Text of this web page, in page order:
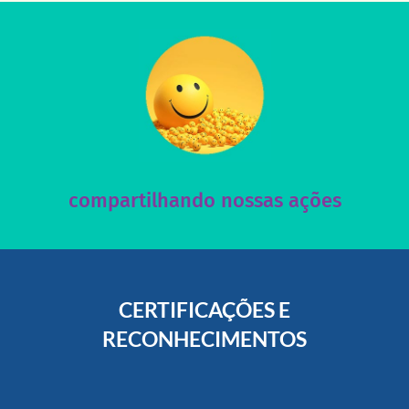
compartilhando nossas ações
Acesse nossas redes sociais e nos ajude compartilhando
nossos posts e nosso site!
acesse nosso instagram
CERTIFICAÇÕES E
RECONHECIMENTOS